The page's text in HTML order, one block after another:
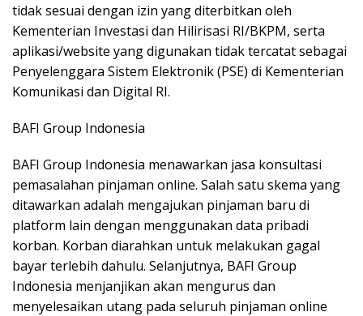
tidak sesuai dengan izin yang diterbitkan oleh
Kementerian Investasi dan Hilirisasi RI/BKPM, serta
aplikasi/website yang digunakan tidak tercatat sebagai
Penyelenggara Sistem Elektronik (PSE) di Kementerian
Komunikasi dan Digital RI.
BAFI Group Indonesia
BAFI Group Indonesia menawarkan jasa konsultasi
pemasalahan pinjaman online. Salah satu skema yang
ditawarkan adalah mengajukan pinjaman baru di
platform lain dengan menggunakan data pribadi
korban. Korban diarahkan untuk melakukan gagal
bayar terlebih dahulu. Selanjutnya, BAFI Group
Indonesia menjanjikan akan mengurus dan
menyelesaikan utang pada seluruh pinjaman online